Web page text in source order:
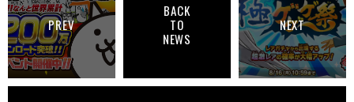
PREV
BACK
TO
NEWS
NEXT